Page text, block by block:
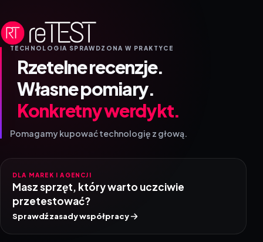
TECHNOLOGIA SPRAWDZONA W PRAKTYCE
Rzetelne recenzje.
Własne pomiary.
Konkretny werdykt.
Pomagamy kupować technologię z głową.
DLA MAREK I AGENCJI
Masz sprzęt, który warto uczciwie
przetestować?
Sprawdź zasady współpracy